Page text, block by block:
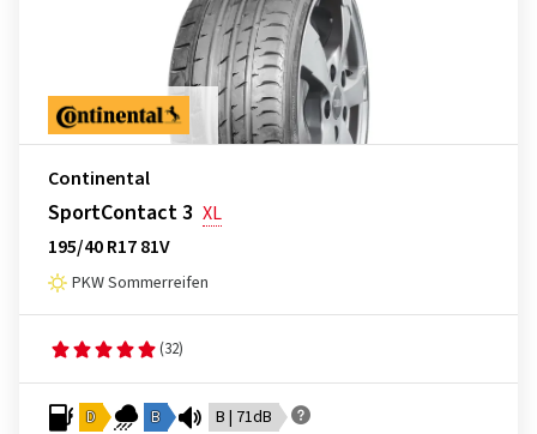
Continental
SportContact 3 XL
195/40 R17 81V
PKW Sommerreifen
(32)
D B B | 71dB